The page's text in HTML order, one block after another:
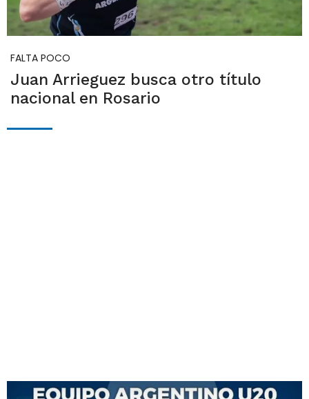
FALTA POCO
Juan Arrieguez busca otro título
nacional en Rosario